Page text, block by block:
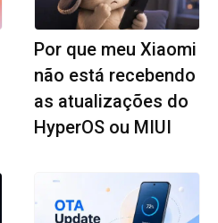
Por que meu Xiaomi
não está recebendo
as atualizações do
HyperOS ou MIUI